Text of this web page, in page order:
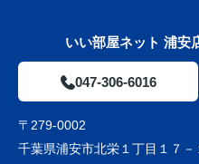
いい部屋ネット 浦安
047-306-6016
〒279-0002
千葉県浦安市北栄１丁目１７